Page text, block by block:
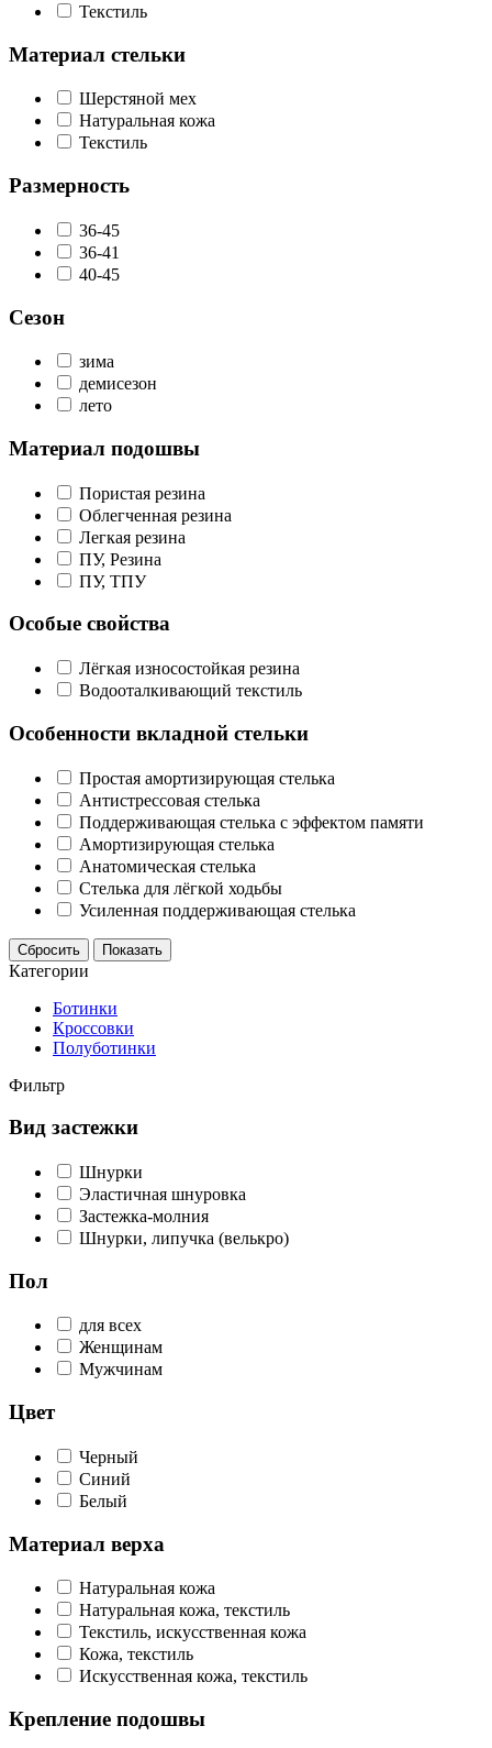
Текстиль
Материал стельки
Шерстяной мех
Натуральная кожа
Текстиль
Размерность
36-45
36-41
40-45
Сезон
зима
демисезон
лето
Материал подошвы
Пористая резина
Облегченная резина
Легкая резина
ПУ, Резина
ПУ, ТПУ
Особые свойства
Лёгкая износостойкая резина
Водооталкивающий текстиль
Особенности вкладной стельки
Простая амортизирующая стелька
Антистрессовая стелька
Поддерживающая стелька с эффектом памяти
Амортизирующая стелька
Анатомическая стелька
Стелька для лёгкой ходьбы
Усиленная поддерживающая стелька
Сбросить Показать
Категории
Ботинки
Кроссовки
Полуботинки
Фильтр
Вид застежки
Шнурки
Эластичная шнуровка
Застежка-молния
Шнурки, липучка (велькро)
Пол
для всех
Женщинам
Мужчинам
Цвет
Черный
Синий
Белый
Материал верха
Натуральная кожа
Натуральная кожа, текстиль
Текстиль, искусственная кожа
Кожа, текстиль
Искусственная кожа, текстиль
Крепление подошвы